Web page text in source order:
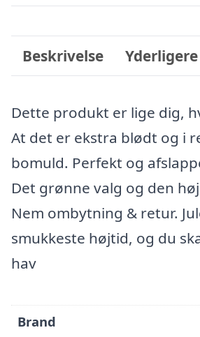
Beskrivelse
Dette produkt er lige dig,
At det er ekstra blødt og i
bomuld. Perfekt og
Det grønne valg og den
Nem ombytning & retur.
smukkeste højtid, og du
hav
Brand